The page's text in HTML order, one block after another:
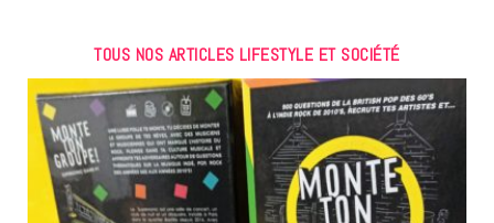
TOUS NOS ARTICLES LIFESTYLE ET SOCIÉTÉ